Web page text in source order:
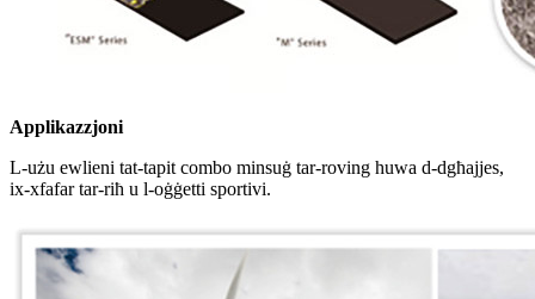
Applikazzjoni
L-użu ewlieni tat-tapit combo minsuġ tar-roving huwa d-dgħajjes,
ix-xfafar tar-riħ u l-oġġetti sportivi.